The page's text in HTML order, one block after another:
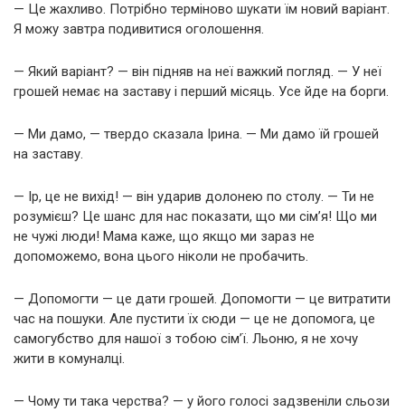
— Це жахливо. Потрібно терміново шукати їм новий варіант.
Я можу завтра подивитися оголошення.
— Який варіант? — він підняв на неї важкий погляд. — У неї
грошей немає на заставу і перший місяць. Усе йде на борги.
— Ми дамо, — твердо сказала Ірина. — Ми дамо їй грошей
на заставу.
— Ір, це не вихід! — він ударив долонею по столу. — Ти не
розумієш? Це шанс для нас показати, що ми сім’я! Що ми
не чужі люди! Мама каже, що якщо ми зараз не
допоможемо, вона цього ніколи не пробачить.
— Допомогти — це дати грошей. Допомогти — це витратити
час на пошуки. Але пустити їх сюди — це не допомога, це
самогубство для нашої з тобою сім’ї. Льоню, я не хочу
жити в комуналці.
— Чому ти така черства? — у його голосі задзвеніли сльози